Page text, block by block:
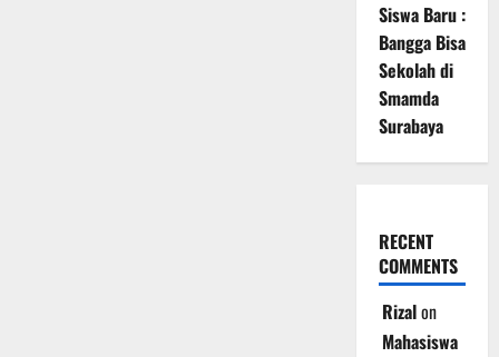
Siswa Baru :
Bangga Bisa
Sekolah di
Smamda
Surabaya
RECENT
COMMENTS
Rizalon
Mahasiswa